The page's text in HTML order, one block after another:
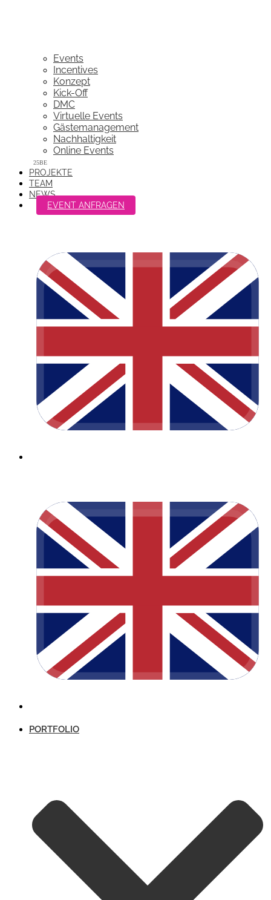
Events
Incentives
Konzept
Kick-Off
DMC
Virtuelle Events
Gästemanagement
Nachhaltigkeit
Online Events
PROJEKTE
TEAM
NEWS
EVENT ANFRAGEN
PORTFOLIO